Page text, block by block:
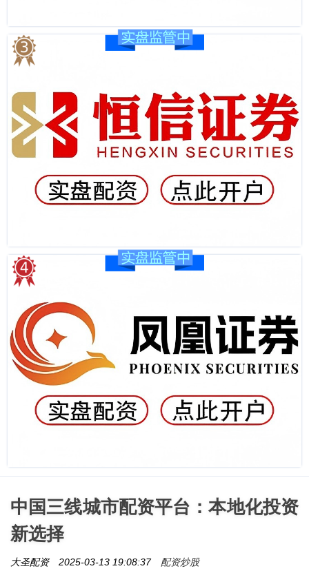
中国三线城市配资平台：本地化投资
新选择
大圣配资 2025-03-13 19:08:37 配资炒股